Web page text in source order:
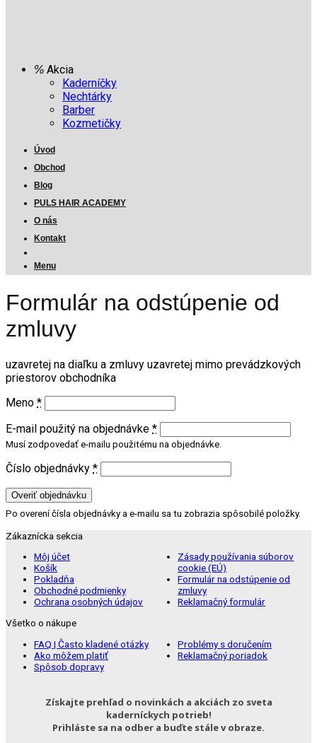
Akcia
Kaderníčky
Nechtárky
Barber
Kozmetičky
Úvod
Obchod
Blog
PULS HAIR ACADEMY
O nás
Kontakt
Menu
Formulár na odstúpenie od
zmluvy
uzavretej na diaľku a zmluvy uzavretej mimo prevádzkových
priestorov obchodníka
Meno *
E-mail použitý na objednávke *
Musí zodpovedať e-mailu použitému na objednávke.
Číslo objednávky *
Overiť objednávku
Po overení čísla objednávky a e-mailu sa tu zobrazia spôsobilé položky.
Zákaznícka sekcia
Môj účet
Košík
Pokladňa
Obchodné podmienky
Ochrana osobných údajov
Zásady používania súborov
cookie (EÚ)
Formulár na odstúpenie od
zmluvy
Reklamačný formulár
Všetko o nákupe
FAQ | Často kladené otázky
Ako môžem platiť
Spôsob dopravy
Problémy s doručením
Reklamačný poriadok
Získajte prehľad o novinkách a akciách zo sveta
kaderníckych potrieb!
Prihláste sa na odber a buďte stále v obraze.